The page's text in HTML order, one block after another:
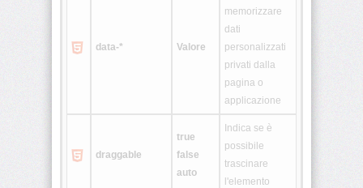
<meta> data-* Valore
memorizzare
dati
personalizzati
privati dalla
pagina o
applicazione
draggable
true
false
auto
Indica se è
possibile
trascinare
l'elemento